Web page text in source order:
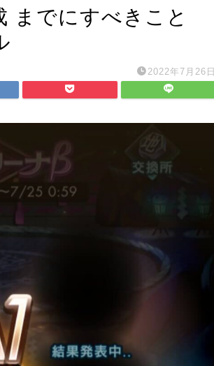
までにすべきこと
2022年7月26日